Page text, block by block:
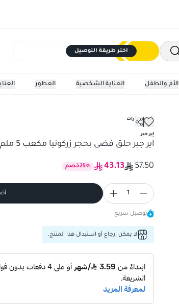
اختر طريقة التوصيل
العطور العناية الشخصية الأم والطفل
إكسسوارات
إير جير
اير جير حلق فضى بحجر زركونيا مكعب 5 ملم سلفر
57.50
43.13
25% خصم
1
توصيل سريع
لا يمكن إرجاع أو استبدال هذا المنتج.